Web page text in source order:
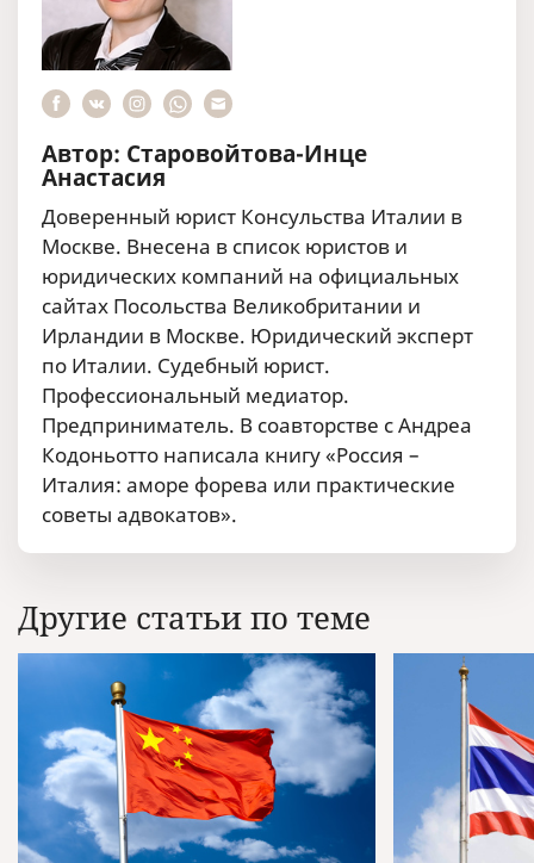
Автор: Старовойтова-Инце
Анастасия
Доверенный юрист Консульства Италии в
Москве. Внесена в список юристов и
юридических компаний на официальных
сайтах Посольства Великобритании и
Ирландии в Москве. Юридический эксперт
по Италии. Судебный юрист.
Профессиональный медиатор.
Предприниматель. В соавторстве с Андреа
Кодоньотто написала книгу «Россия –
Италия: аморе форева или практические
советы адвокатов».
Другие статьи по теме